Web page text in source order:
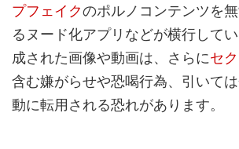
プフェイクのポルノコンテンツを
るヌード化アプリなどが横行して
成された画像や動画は、さらにセ
含む嫌がらせや恐喝行為、引いて
動に転用される恐れがあります。